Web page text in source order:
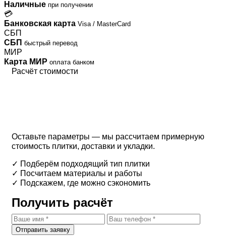
Наличные при получении
💳
Банковская карта Visa / MasterCard
СБП
СБП быстрый перевод
МИР
Карта МИР оплата банком
Расчёт стоимости
Оставьте параметры — мы рассчитаем примерную
стоимость плитки, доставки и укладки.
✓ Подберём подходящий тип плитки
✓ Посчитаем материалы и работы
✓ Подскажем, где можно сэкономить
Получить расчёт
Отправить заявку